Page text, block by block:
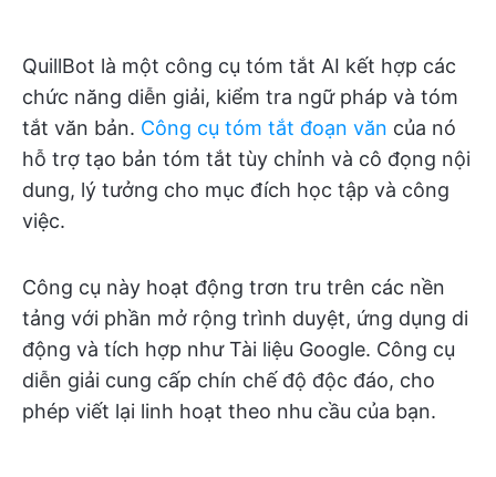
QuillBot là một công cụ tóm tắt AI kết hợp các
chức năng diễn giải, kiểm tra ngữ pháp và tóm
tắt văn bản. Công cụ tóm tắt đoạn văn của nó
hỗ trợ tạo bản tóm tắt tùy chỉnh và cô đọng nội
dung, lý tưởng cho mục đích học tập và công
việc.
Công cụ này hoạt động trơn tru trên các nền
tảng với phần mở rộng trình duyệt, ứng dụng di
động và tích hợp như Tài liệu Google. Công cụ
diễn giải cung cấp chín chế độ độc đáo, cho
phép viết lại linh hoạt theo nhu cầu của bạn.